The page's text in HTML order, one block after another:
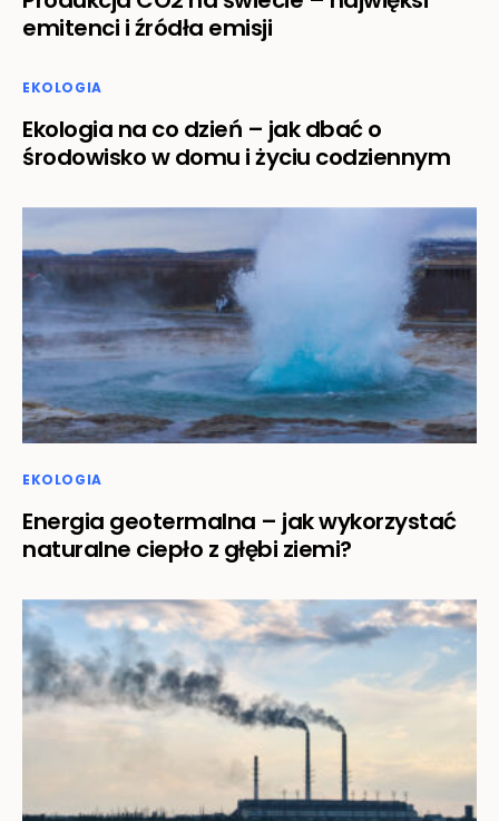
emitenci i źródła emisji
EKOLOGIA
Ekologia na co dzień – jak dbać o
środowisko w domu i życiu codziennym
EKOLOGIA
Energia geotermalna – jak wykorzystać
naturalne ciepło z głębi ziemi?